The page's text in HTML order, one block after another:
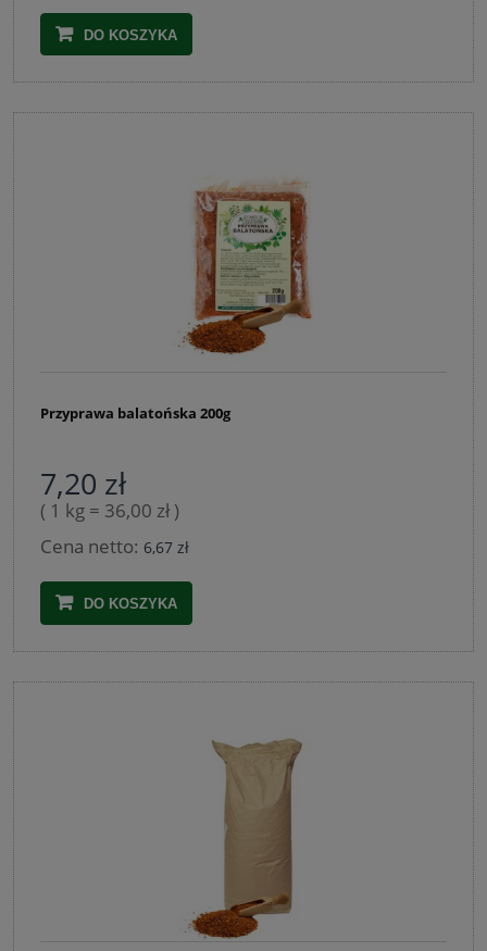
DO KOSZYKA
Przyprawa balatońska 200g
7,20 zł
( 1 kg = 36,00 zł )
Cena netto: 6,67 zł
DO KOSZYKA